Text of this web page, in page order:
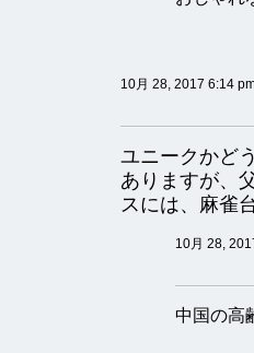
10月 28, 2017 6:14
ユニークかど
ありますが、
スには、麻雀
10月 28,
中国の高